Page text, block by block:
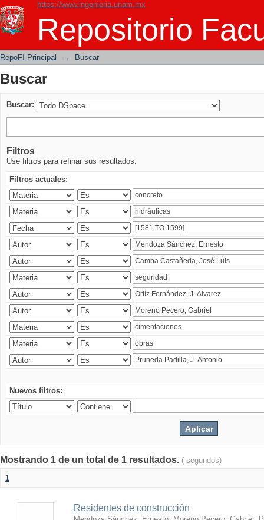
https://www.ingenieria.unam.mx
Repositorio
Buscar
RepoFI Principal → Buscar
Buscar
Buscar:
Filtros
Use filtros para refinar sus resultados.
Filtros actuales:
Nuevos filtros:
Mostrando 1 de un total de 1 resultados. ( segundos)
1
Residentes de construcción